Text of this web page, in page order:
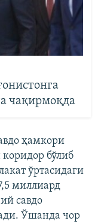
чақирмоқда
ҳамкори
бўлиб
ўртасидаги
миллиард
савдо
Ўшанда чор